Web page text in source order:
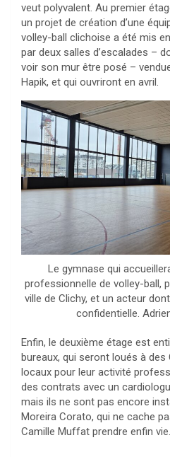
veut polyvalent. Au premier
un projet de création d’une
volley-ball clichoise a été mis
par deux salles d’escalades –
voir son mur être posé –
Hapik, et qui ouvriront en avril.
Le gymnase qui
professionnelle de volley-ball,
ville de Clichy, et un acteur
confidentielle.
Enfin, le deuxième étage est
bureaux, qui seront loués à
locaux pour leur activité
des contrats avec un
mais ils ne sont pas encore
Moreira Corato, qui ne cache
Camille Muffat prendre enfin vie.